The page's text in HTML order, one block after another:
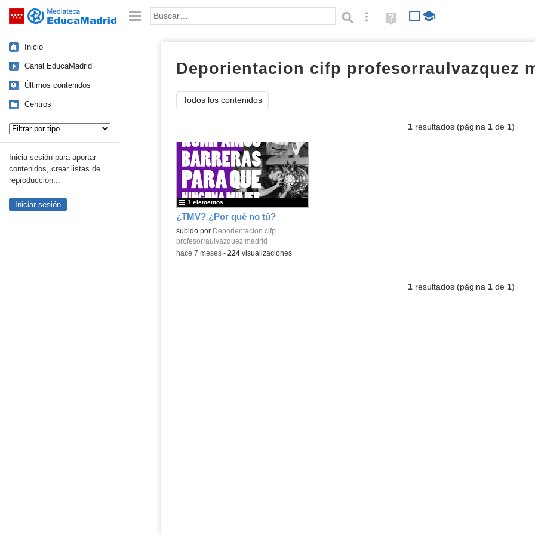
Saltar navegación Palabra o frase: Búsqueda avanzada
Ayuda
(en
Inicio
Canal EducaMadrid
Últimos contenidos
Centros
Inicia sesión para aportar
contenidos, crear listas de
reproducción...
Iniciar sesión
Deporientacion cifp profesorraulvazquez
Todos los contenidos
1resultados (página 1de 1)
¿TMV? ¿Por qué no tú?
subido por Deporientacion cifp
profesorraulvazquez madrid
1 elementos
-hace 7 meses- 224visualizaciones
1resultados (página 1de 1)